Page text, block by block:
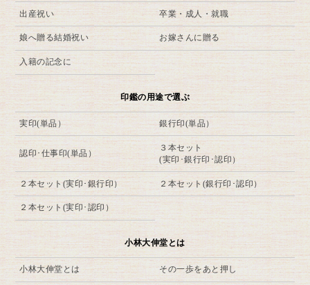
出産祝い 卒業・成人・就職
娘へ贈る結婚祝い お嫁さんに贈る
入籍の記念に
印鑑の用途で選ぶ
実印(単品） 銀行印(単品）
認印･仕事印(単品）
３本セット
(実印･銀行印･認印）
２本セット(実印･銀行印） ２本セット(銀行印･認印）
２本セット(実印･認印）
小林大伸堂とは
小林大伸堂とは その一歩をあと押し